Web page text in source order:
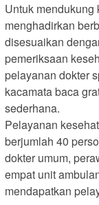
Untuk
menghadirkan
disesuaikan
pemeriksaan
pelayanan dokter
kacamata baca
sederhana.
Pelayanan
berjumlah 40
dokter umum,
empat unit
mendapatkan